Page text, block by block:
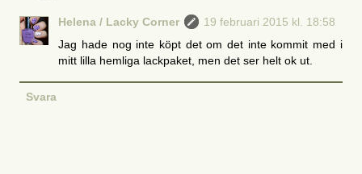
Helena / Lacky Corner
19 februari 2015 kl. 18:58
Jag hade nog inte köpt det om det inte kommit med i
mitt lilla hemliga lackpaket, men det ser helt ok ut.
Svara